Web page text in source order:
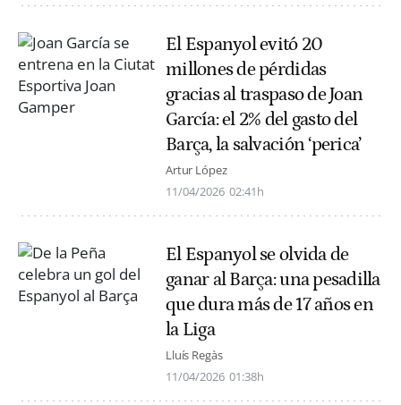
El Espanyol evitó 20
millones de pérdidas
gracias al traspaso de Joan
García: el 2% del gasto del
Barça, la salvación ‘perica’
Artur López
11/04/2026 02:41h
El Espanyol se olvida de
ganar al Barça: una pesadilla
que dura más de 17 años en
la Liga
Lluís Regàs
11/04/2026 01:38h